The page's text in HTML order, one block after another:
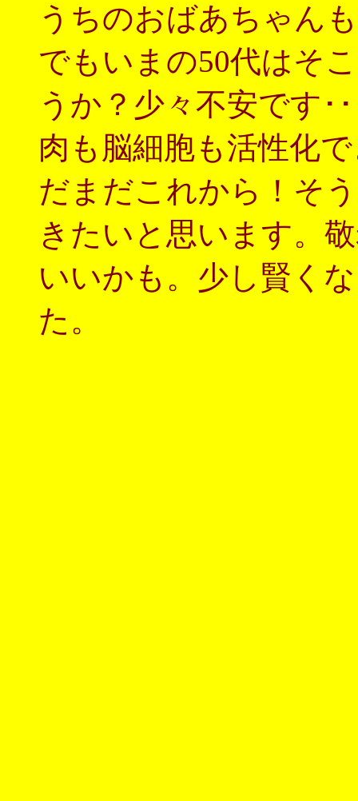
うちのおばあちゃん
でもいまの50代はそ
うか？少々不安です･
肉も脳細胞も活性化
だまだこれから！そ
きたいと思います。
いいかも。少し賢く
た。